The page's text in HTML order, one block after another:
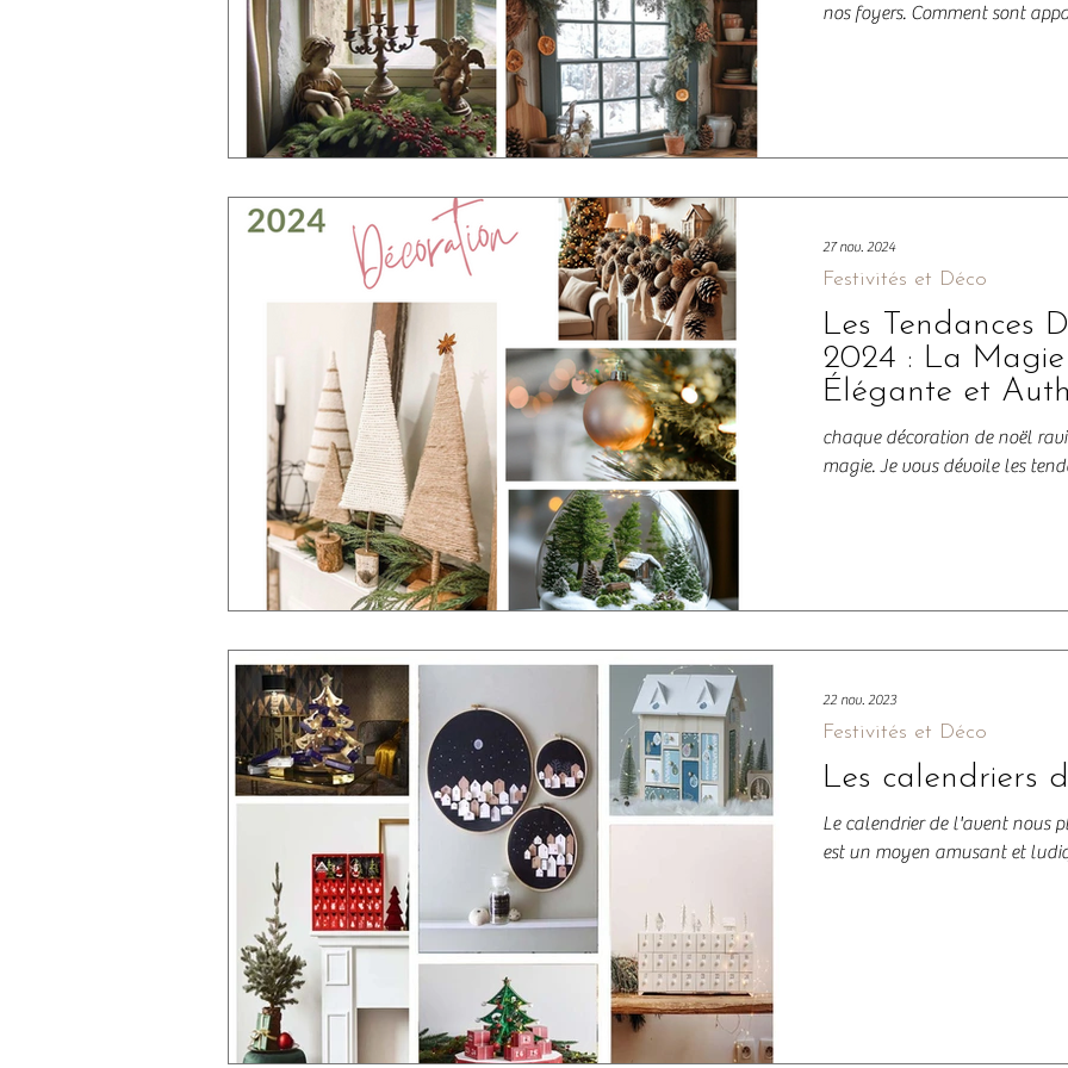
nos foyers. Comment sont
Les Tendances
2024 : La Magie
Élégante et
chaque décoration de noël
magie. Je vous dévoile les
Festivités et Déco
27 nov. 2024
Les calendriers
Le calendrier de l'avent nous
est un moyen amusant et
Festivités et Déco
22 nov. 2023